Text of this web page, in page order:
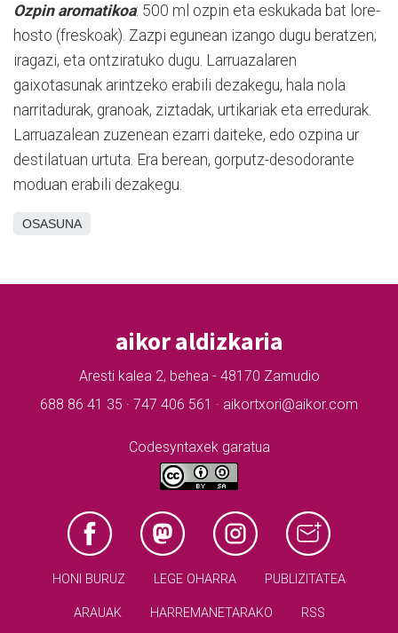
Ozpin aromatikoa: 500 ml ozpin eta eskukada bat lore-
hosto (freskoak). Zazpi egunean izango dugu beratzen;
iragazi, eta ontziratuko dugu. Larruazalaren
gaixotasunak arintzeko erabili dezakegu, hala nola
narritadurak, granoak, ziztadak, urtikariak eta erredurak.
Larruazalean zuzenean ezarri daiteke, edo ozpina ur
destilatuan urtuta. Era berean, gorputz-desodorante
moduan erabili dezakegu.
OSASUNA
aikor aldizkaria
Aresti kalea 2, behea - 48170 Zamudio
688 86 41 35 · 747 406 561 · aikortxori@aikor.com
Codesyntaxek garatua
HONI BURUZ LEGE OHARRA PUBLIZITATEA
ARAUAK HARREMANETARAKO RSS